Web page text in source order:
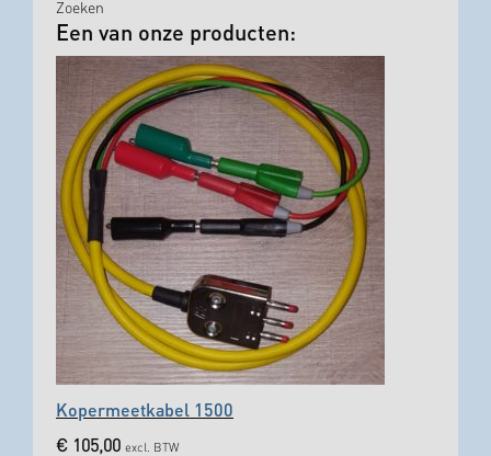
Zoeken
Een van onze producten:
Kopermeetkabel 1500
€ 105,00 excl. BTW